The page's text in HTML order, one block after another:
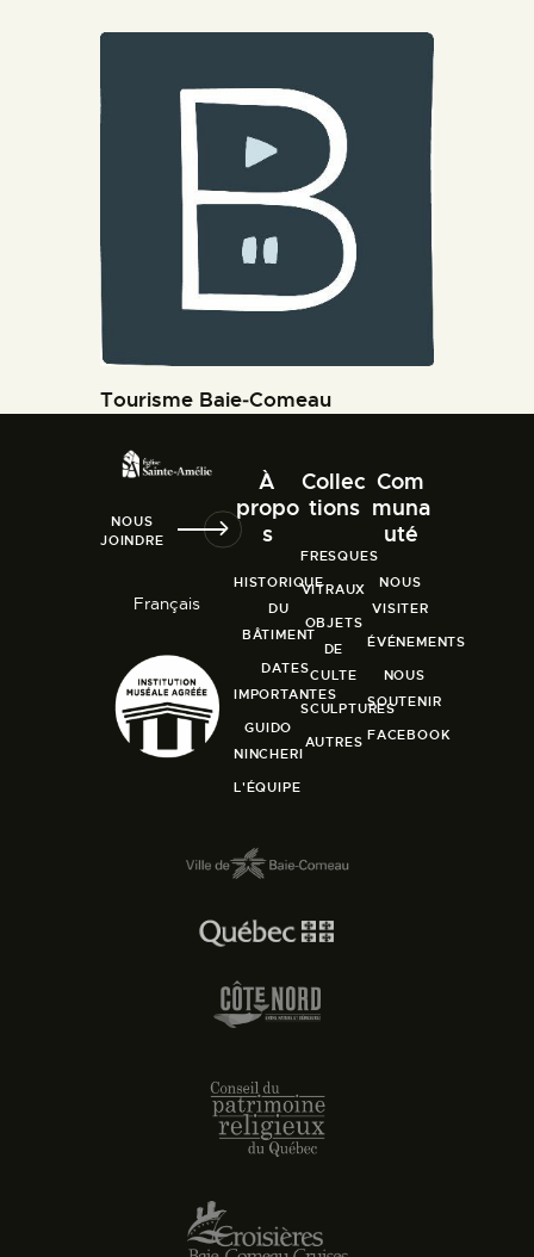
Tourisme Baie‑Comeau
NOUS
JOINDRE
Français
À
propo
s
HISTORIQUE
DU
BÂTIMENT
DATES
IMPORTANTES
GUIDO
NINCHERI
L'ÉQUIPE
Collec
tions
FRESQUES
VITRAUX
OBJETS
DE
CULTE
SCULPTURES
AUTRES
Com
muna
uté
NOUS
VISITER
ÉVÉNEMENTS
NOUS
SOUTENIR
FACEBOOK